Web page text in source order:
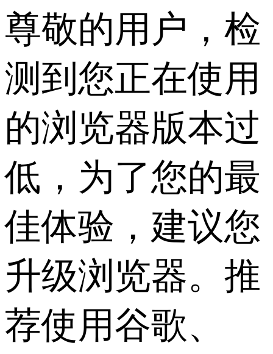
尊敬的用户，检
测到您正在使用
的浏览器版本过
低，为了您的最
佳体验，建议您
升级浏览器。推
荐使用谷歌、